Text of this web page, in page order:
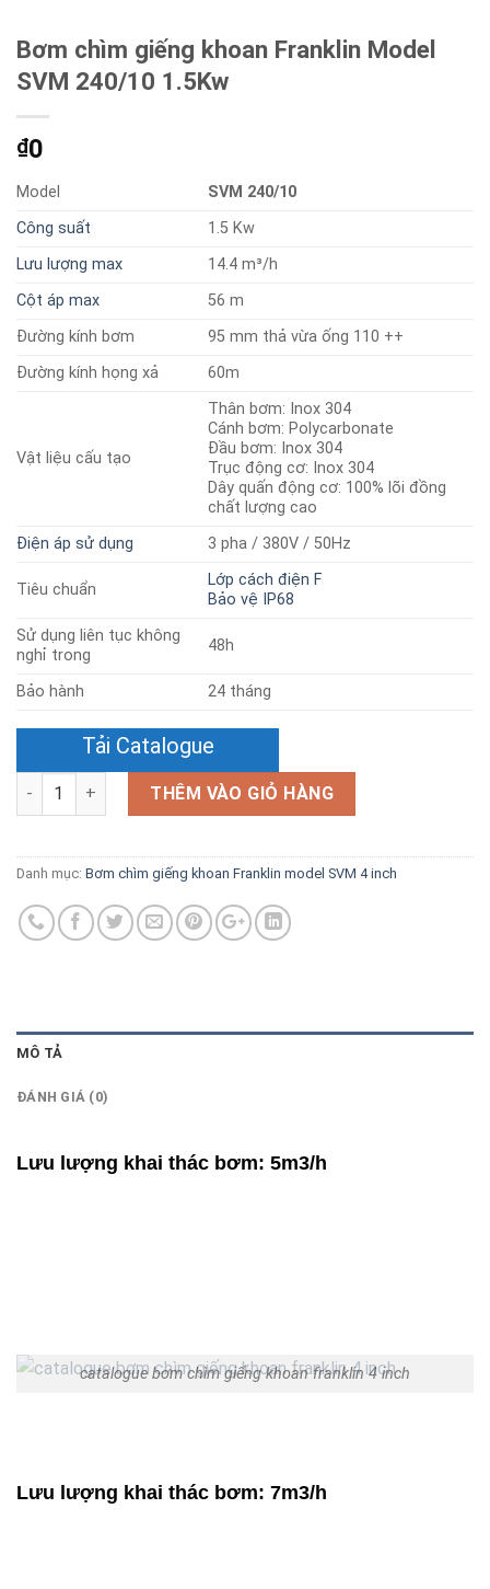
Bơm chìm giếng khoan Franklin Model
SVM 240/10 1.5Kw
₫0
Model
SVM 240/10
Công suất
1.5 Kw
Lưu lượng max
14.4 m³/h
Cột áp max
56 m
Đường kính bơm
95 mm thả vừa ống 110 ++
Đường kính họng xả
60m
Vật liệu cấu tạo
Thân bơm: Inox 304
Cánh bơm: Polycarbonate
Đầu bơm: Inox 304
Trục động cơ: Inox 304
Dây quấn động cơ: 100% lõi đồng
chất lượng cao
Điện áp sử dụng
3 pha / 380V / 50Hz
Tiêu chuẩn
Lớp cách điện F
Bảo vệ IP68
Sử dụng liên tục không
nghỉ trong
48h
Bảo hành 24 tháng
Tải Catalogue
Số lượng THÊM VÀO GIỎ HÀNG
Danh mục: Bơm chìm giếng khoan Franklin model SVM 4 inch
MÔ TẢ
ĐÁNH GIÁ (0)
Lưu lượng khai thác bơm: 5m3/h
catalogue bơm chìm giếng khoan franklin 4 inch
Lưu lượng khai thác bơm: 7m3/h